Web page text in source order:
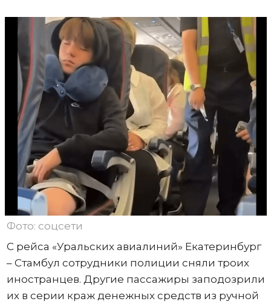
Фото: соцсети
С рейса «Уральских авиалиний» Екатеринбург
– Стамбул сотрудники полиции сняли троих
иностранцев. Другие пассажиры заподозрили
их в серии краж денежных средств из ручной